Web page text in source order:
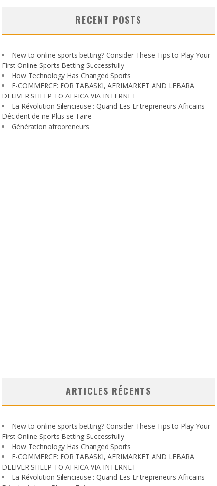
RECENT POSTS
New to online sports betting? Consider These Tips to Play Your
First Online Sports Betting Successfully
How Technology Has Changed Sports
E-COMMERCE: FOR TABASKI, AFRIMARKET AND LEBARA
DELIVER SHEEP TO AFRICA VIA INTERNET
La Révolution Silencieuse : Quand Les Entrepreneurs Africains
Décident de ne Plus se Taire
Génération afropreneurs
ARTICLES RÉCENTS
New to online sports betting? Consider These Tips to Play Your
First Online Sports Betting Successfully
How Technology Has Changed Sports
E-COMMERCE: FOR TABASKI, AFRIMARKET AND LEBARA
DELIVER SHEEP TO AFRICA VIA INTERNET
La Révolution Silencieuse : Quand Les Entrepreneurs Africains